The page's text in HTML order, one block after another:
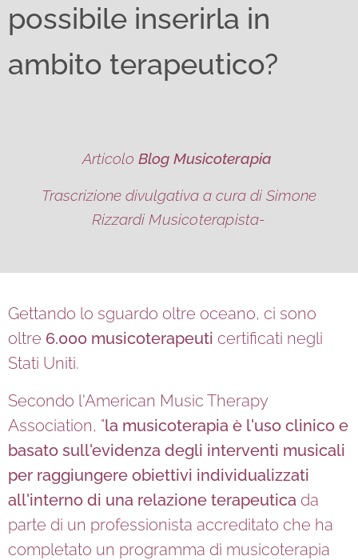
possibile inserirla in
ambito terapeutico?
Articolo Blog Musicoterapia
Trascrizione divulgativa a cura di Simone
RizzardiMusicoterapista-
Gettando lo sguardo oltre oceano, ci sono
oltre 6.000 musicoterapeuti certificati negli
Stati Uniti.
Secondo l'American Music Therapy
Association, "la musicoterapia è l'uso clinico e
basato sull'evidenza degli interventi musicali
per raggiungere obiettivi individualizzati
all'interno di una relazione terapeutica da
parte di un professionista accreditato che ha
completato un programma di musicoterapia